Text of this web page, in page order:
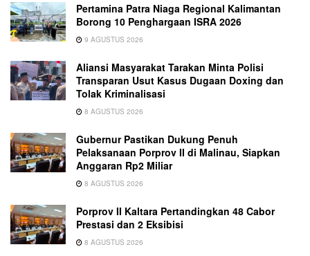
Pertamina Patra Niaga Regional Kalimantan
Borong 10 Penghargaan ISRA 2026
9 AGUSTUS 2026
Aliansi Masyarakat Tarakan Minta Polisi
Transparan Usut Kasus Dugaan Doxing dan
Tolak Kriminalisasi
8 AGUSTUS 2026
Gubernur Pastikan Dukung Penuh
Pelaksanaan Porprov II di Malinau, Siapkan
Anggaran Rp2 Miliar
8 AGUSTUS 2026
Porprov II Kaltara Pertandingkan 48 Cabor
Prestasi dan 2 Eksibisi
8 AGUSTUS 2026